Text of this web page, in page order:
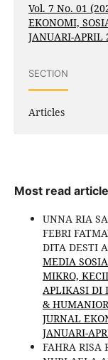
Vol. 7 No. 01
EKONOMI,
JANUARI-APRIL
SECTION
Articles
Most read
UNNA RIA
FEBRI
DITA DESTI
MEDIA
MIKRO,
APLIKASI DI
&
JURNAL
JANUARI-
FAHRA RISA